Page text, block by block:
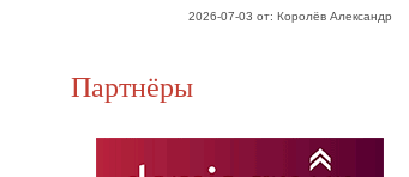
2026-07-03 от: Королёв Александр
Партнёры